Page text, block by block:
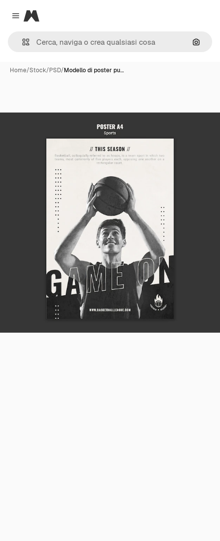
Close menu
Magnific
Cerca
Home/Stock/PSD/Modello di poster pu…